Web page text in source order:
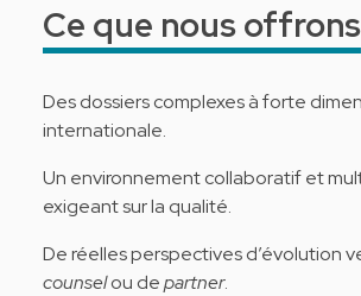
Ce que nous offrons
Des dossiers complexes à forte
internationale.
Un environnement collaboratif et
exigeant sur la qualité.
De réelles perspectives d’évolution
counselou departner.